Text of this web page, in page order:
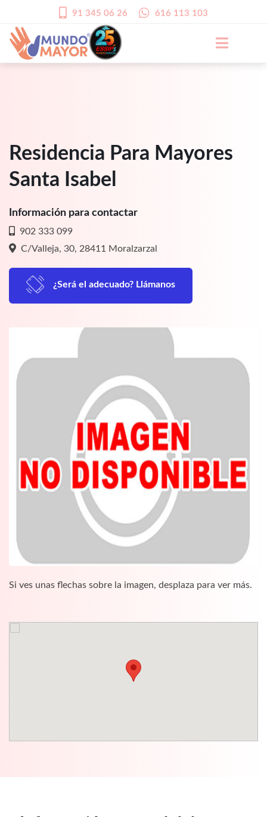
91 345 06 26 616 113 103
Residencia Para Mayores
Santa Isabel
Información para contactar
902 333 099
C/Valleja, 30, 28411 Moralzarzal
¿Será el adecuado? Llámanos
Si ves unas flechas sobre la imagen, desplaza para ver más.